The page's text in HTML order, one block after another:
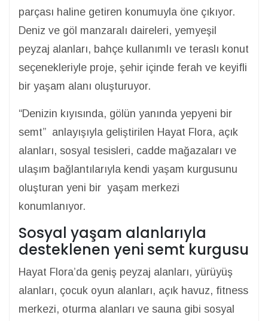
parçası haline getiren konumuyla öne çıkıyor.
Deniz ve göl manzaralı daireleri, yemyeşil
peyzaj alanları, bahçe kullanımlı ve teraslı konut
seçenekleriyle proje, şehir içinde ferah ve keyifli
bir yaşam alanı oluşturuyor.
“Denizin kıyısında, gölün yanında yepyeni bir
semt” anlayışıyla geliştirilen Hayat Flora, açık
alanları, sosyal tesisleri, cadde mağazaları ve
ulaşım bağlantılarıyla kendi yaşam kurgusunu
oluşturan yeni bir yaşam merkezi
konumlanıyor.
Sosyal yaşam alanlarıyla
desteklenen yeni semt kurgusu
Hayat Flora’da geniş peyzaj alanları, yürüyüş
alanları, çocuk oyun alanları, açık havuz, fitness
merkezi, oturma alanları ve sauna gibi sosyal